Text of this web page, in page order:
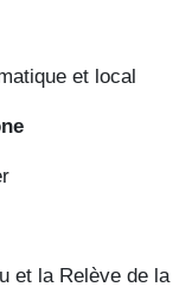
et local
et la Relève de la